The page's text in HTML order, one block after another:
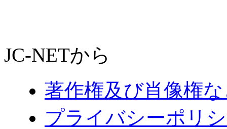
JC-NETから
著作権及び肖像権
プライバシーポリ